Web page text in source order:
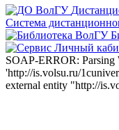
Система
SOAP-ERROR:
'http://is.volsu.ru/
external entity "http://